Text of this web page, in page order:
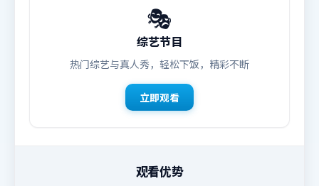
🎭
综艺节目
热门综艺与真人秀，轻松下饭，精彩不断
立即观看
观看优势